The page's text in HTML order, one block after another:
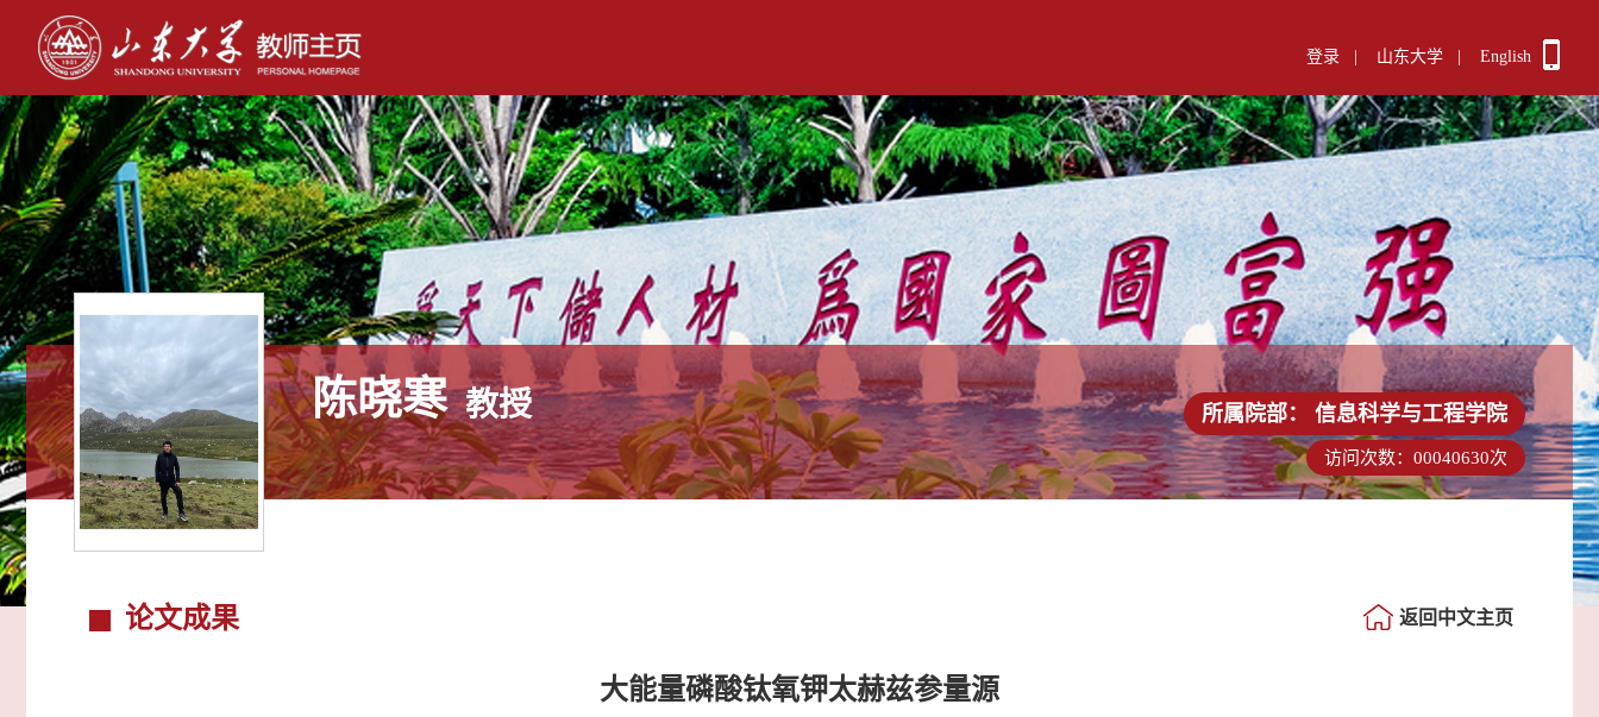
登录 山东大学 English
陈晓寒 教授 所属院部： 信息科学与工程学院
访问次数： 00040630次
论文成果 返回中文主页
大能量磷酸钛氧钾太赫兹参量源